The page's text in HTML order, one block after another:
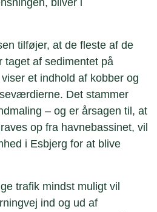
tilføjer, at de fleste af de
taget af sedimentet på
et indhold af kobber og
Det stammer
– og er årsagen til, at
op fra havnebassinet, vil
i Esbjerg for at blive
trafik mindst muligt vil
ind og ud af